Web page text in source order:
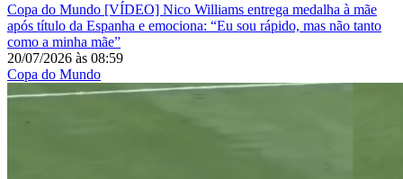
Copa do Mundo [VÍDEO] Nico Williams entrega medalha à mãe
após título da Espanha e emociona: “Eu sou rápido, mas não tanto
como a minha mãe”
20/07/2026 às 08:59
Copa do Mundo